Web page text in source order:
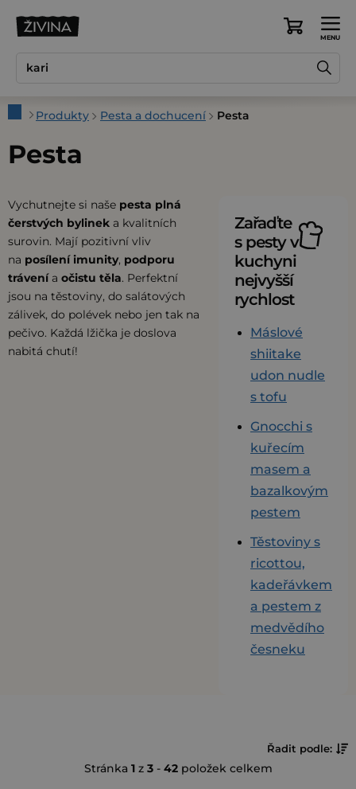
Nákupní
DomůProdukty Pesta a dochucení Pesta
Pesta
Vychutnejte si naše pesta plná
čerstvých bylinek a kvalitních
surovin. Mají pozitivní vliv
na posílení imunity, podporu
trávenía očistu těla. Perfektní
jsou na těstoviny, do salátových
zálivek, do polévek nebo jen tak na
pečivo. Každá lžička je doslova
nabitá chutí!
Zařaďte
s pesty v
kuchyni
nejvyšší
rychlost
Máslové
shiitake
udon nudle
s tofu
Gnocchi s
kuřecím
masem a
bazalkovým
pestem
Těstoviny s
ricottou,
kadeřávkem
a pestem z
medvědího
česneku
Stránka 1z 3- 42položek celkem
Ř
a
Řadit podle: